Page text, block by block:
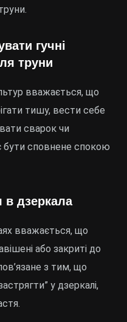
гучні
труни
вважається, що
тишу, вести себе
сварок чи
бути сповнене спокою
дзеркала
вважається, що
або закриті до
з тим, що
у дзеркалі,